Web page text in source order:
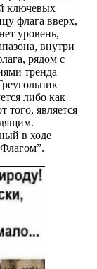
ключевых
флага вверх,
уровень,
внутри
рядом с
тренда
либо как
того, является
в ходе